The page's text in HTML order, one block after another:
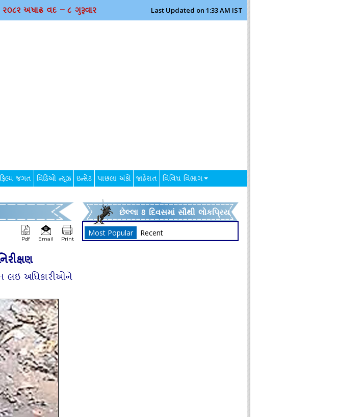
અષાઢ વદ – ૮ ગુરૂવાર Last Updated on 1:33 AM IST
ફિલ્મ જગત વિડિઓ ન્યૂઝ ઇન્સેટ પાછલા અંકો જાહેરાત વિવિધ વિભાગ
Pdf Email Print
લઇ અધિકારીઓને
છેલ્લા 8 દિવસમાં સૌથી લોકપ્રિય
Most Popular Recent